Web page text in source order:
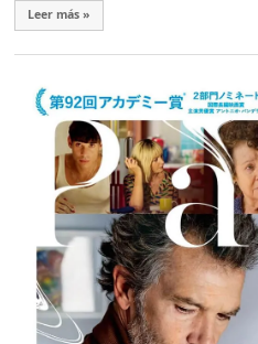
Leer más »